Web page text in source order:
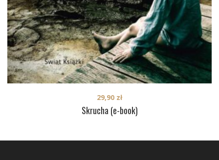
Skrucha (e-book)
29,90 zł